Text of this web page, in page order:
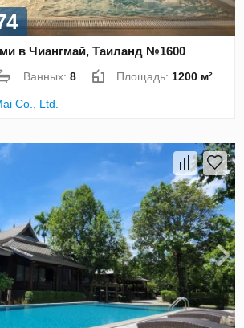
в Чиангмай, Таиланд №1600
Ванных:8 Площадь: 1200 м²
Co., Ltd.